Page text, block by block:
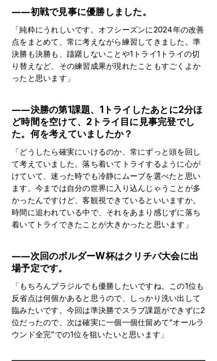
――初戦で見事に優勝しました。
「純粋にうれしいです。オフシーズンに2024年の改善
点をまとめて、常に考えながら練習してきました。準
決勝も決勝も、躊躇しないことや1トライ1トライの切
り替えなど、その練習成果が現れたこともすごくよか
ったと思います」
――決勝の第1課題、1トライしたあとに2分ほ
ど時間を空けて、2トライ目に見事完登でし
た。何を考えていましたか？
「どうしたら確実にいけるのか、常にずっと頭を回し
て考えていました。落ち着いてトライするように心が
けていて、迷った時でも冷静にムーブを選べたと思い
ます。今までは自分の世界に入り込んじゃうことが多
かったんですけど、客観視できているといいますか。
時間に追われている中で、それをあまり感じずに落ち
着いてトライできたことが大きかったと思います」
――次回のボルダーW杯はクリチバ大会に出
場予定です。
「もちろんブラジルでも優勝したいですね。この1位も
反省点は何個かあると思うので、しっかり洗い出して
臨みたいです。今回は準決勝でスラブ課題ができずに2
位だったので、次は確実に一個一個仕留めて“オールラ
ウンド全完”での1位を狙いたいと思います」